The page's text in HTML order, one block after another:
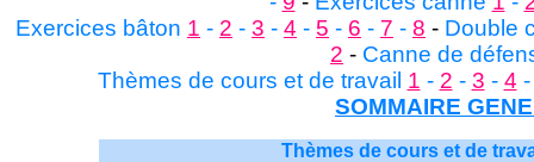
Exercices bâton 1 - 2 - 3 - 4 - 5 - 6 - 7 - 8 - Double
2 - Canne de
Thèmes de cours et de travail 1 - 2 - 3 - 4
SOMMAIRE
Thèmes de cours et de